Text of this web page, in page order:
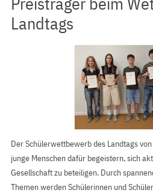
Landtags
Der Schülerwettbewerb des Landtags
junge Menschen dafür begeistern, sich
Gesellschaft zu beteiligen. Durch
Themen werden Schülerinnen und